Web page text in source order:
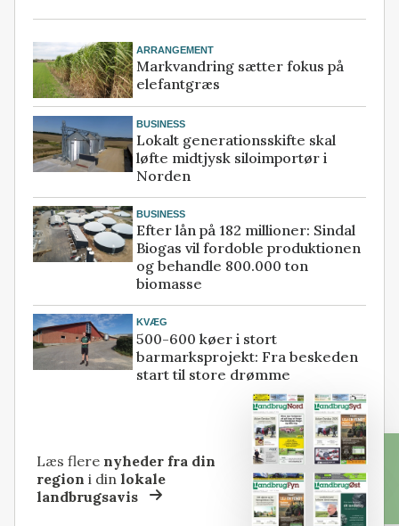
ARRANGEMENT
Markvandring sætter fokus på
elefantgræs
BUSINESS
Lokalt generationsskifte skal
løfte midtjysk siloimportør i
Norden
BUSINESS
Efter lån på 182 millioner: Sindal
Biogas vil fordoble produktionen
og behandle 800.000 ton
biomasse
KVÆG
500-600 køer i stort
barmarksprojekt: Fra beskeden
start til store drømme
Læs flere nyheder fra din
region i dinlokale
landbrugsavis